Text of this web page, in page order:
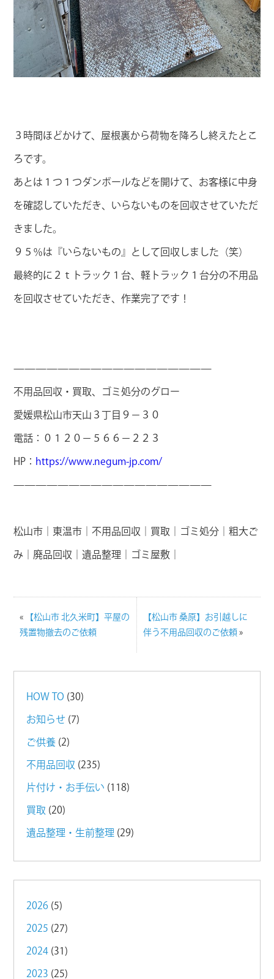
３時間ほどかけて、屋根裏から荷物を降ろし終えたとこ
ろです。
あとは１つ１つダンボールなどを開けて、お客様に中身
を確認していただき、いらないものを回収させていただ
きました。
９５％は『いらないもの』として回収しました（笑）
最終的に２ｔトラック１台、軽トラック１台分の不用品
を回収させていただき、作業完了です！
——————————————————
不用品回収・買取、ゴミ処分のグロー
愛媛県松山市天山３丁目９－３０
電話：０１２０－５６６－２２３
HP： https://www.negum-jp.com/
——————————————————
松山市｜東温市｜不用品回収｜買取｜ゴミ処分｜粗大ご
み｜廃品回収｜遺品整理｜ゴミ屋敷｜
«
【松山市 北久米町】平屋の
残置物撤去のご依頼
【松山市 桑原】お引越しに
伴う不用品回収のご依頼 »
HOW TO (30)
お知らせ (7)
ご供養 (2)
不用品回収 (235)
片付け・お手伝い (118)
買取 (20)
遺品整理・生前整理 (29)
2026 (5)
2025 (27)
2024 (31)
2023 (25)